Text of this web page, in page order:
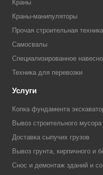
Краны
Краны-манипуляторы
Прочая строительная техника
Самосвалы
Специализированное
Техника для перевозки
Услуги
Копка фундамента
Вывоз строительного мусора
Доставка сыпучих грузов
Вывоз грунта, кирпичного и
Снос и демонтаж зданий и